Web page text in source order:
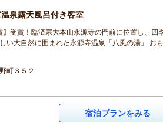
泉露天風呂付き客室
受賞！臨済宗大本山永源寺の門前に位置し、四
い大自然に囲まれた永源寺温泉「八風の湯」 お
町３５２
宿泊プランをみる